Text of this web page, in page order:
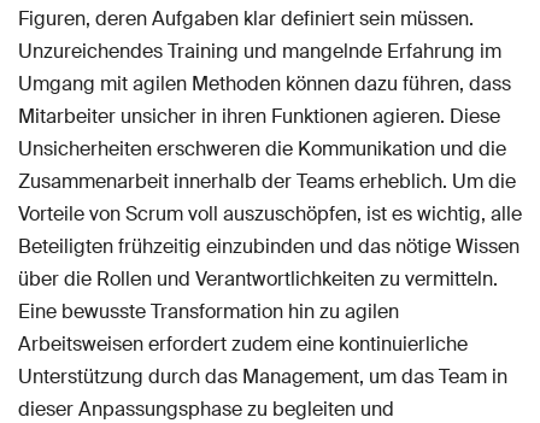
Figuren, deren Aufgaben klar definiert sein müssen.
Unzureichendes Training und mangelnde Erfahrung im
Umgang mit agilen Methoden können dazu führen, dass
Mitarbeiter unsicher in ihren Funktionen agieren. Diese
Unsicherheiten erschweren die Kommunikation und die
Zusammenarbeit innerhalb der Teams erheblich. Um die
Vorteile von Scrum voll auszuschöpfen, ist es wichtig, alle
Beteiligten frühzeitig einzubinden und das nötige Wissen
über die Rollen und Verantwortlichkeiten zu vermitteln.
Eine bewusste Transformation hin zu agilen
Arbeitsweisen erfordert zudem eine kontinuierliche
Unterstützung durch das Management, um das Team in
dieser Anpassungsphase zu begleiten und